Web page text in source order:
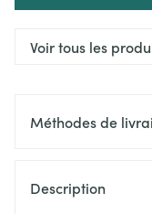
Voir tous les
Méthodes de
Description